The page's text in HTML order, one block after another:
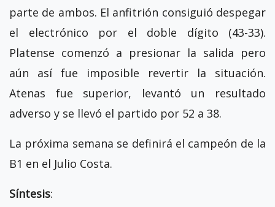
parte de ambos. El anfitrión consiguió despegar
el electrónico por el doble dígito (43-33).
Platense comenzó a presionar la salida pero
aún así fue imposible revertir la situación.
Atenas fue superior, levantó un resultado
adverso y se llevó el partido por 52 a 38.
La próxima semana se definirá el campeón de la
B1 en el Julio Costa.
Síntesis: